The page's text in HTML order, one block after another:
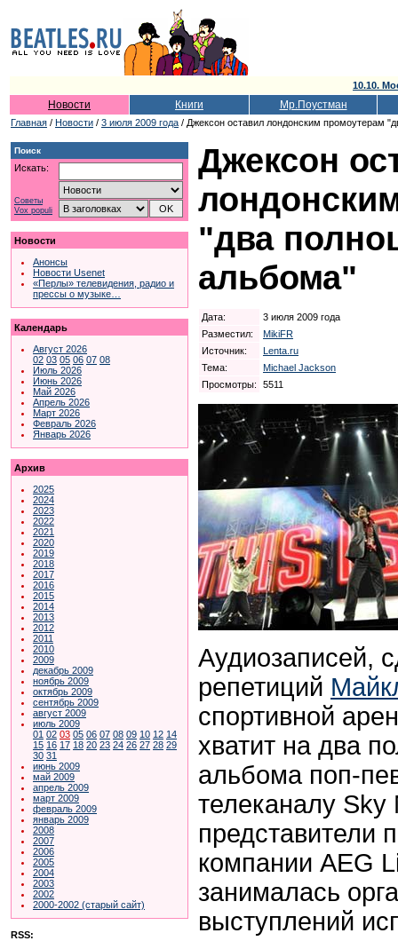
10.10.
Новости Книги Мр.Поустман
Главная / Новости / 3 июля 2009 года / Джексон оставил лондонским промоутерам
Поиск
Искать:
Советы
Vox populi
Новости
Анонсы
Новости Usenet
«Перлы» телевидения, радио и
прессы о музыке…
Календарь
Август 2026
02 03 05 06 07 08
Июль 2026
Июнь 2026
Май 2026
Апрель 2026
Март 2026
Февраль 2026
Январь 2026
Архив
2025
2024
2023
2022
2021
2020
2019
2018
2017
2016
2015
2014
2013
2012
2011
2010
2009
декабрь 2009
ноябрь 2009
октябрь 2009
сентябрь 2009
август 2009
июль 2009
01 02 03 05 06 07 08 09 10 12 14
15 16 17 18 20 23 24 26 27 28 29
30 31
июнь 2009
май 2009
апрель 2009
март 2009
февраль 2009
январь 2009
2008
2007
2006
2005
2004
2003
2002
2000-2002 (старый сайт)
RSS:
Джексон
"два
альбома"
Дата:
3 июля 2009 года
Разместил:
MikiFR
Источник:
Lenta.ru
Тема:
Michael Jackson
Просмотры:
5511
Аудиозаписей,
репетиций
спортивной
хватит на два
альбома поп-
телеканалу Sky
представители
компании AEG
занималась
выступлений